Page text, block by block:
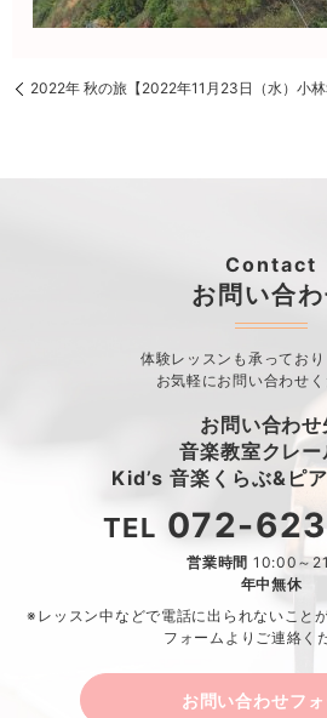
2022年 秋の旅【2022年11月23日（水）小林
Contact
お問い合
体験レッスンも承ってお
お気軽にお問い合わせく
お問い合わ
音楽教室クレー
Kid’s 音楽くらぶ&ピ
TEL 072-
営業時間 10:00～
年中無休
※レッスン中などで電話に出られないこと
フォームよりご連絡く
お問い合わせフ